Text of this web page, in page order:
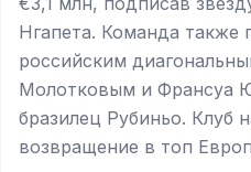
Нгапета. Команда также
российским
Молотковым и Франсуа
бразилец Рубиньо. Клуб
возвращение в топ